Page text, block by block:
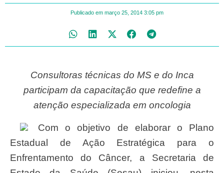
Publicado em março 25, 2014 3:05 pm
Consultoras técnicas do MS e do Inca
participam da capacitação que redefine a
atenção especializada em oncologia
Com o objetivo de elaborar o Plano
Estadual de Ação Estratégica para o
Enfrentamento do Câncer, a Secretaria de